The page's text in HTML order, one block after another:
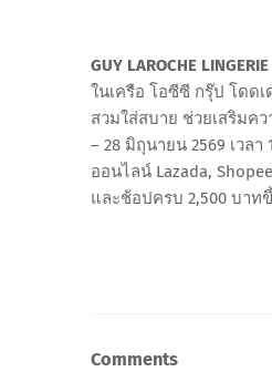
GUY LAROCHE
ในเครือ โอซีซี กรุ๊ป โดด
สวมใส่สบาย ช่วยเสริมค
– 28 มิถุนายน 2569 เวล
ออนไลน์ Lazada,
และช้อปครบ 2,500 บาท
Comments